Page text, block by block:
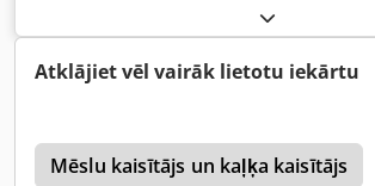
Atklājiet vēl vairāk lietotu iekārtu
Mēslu kaisītājs un kaļķa kaisītājs